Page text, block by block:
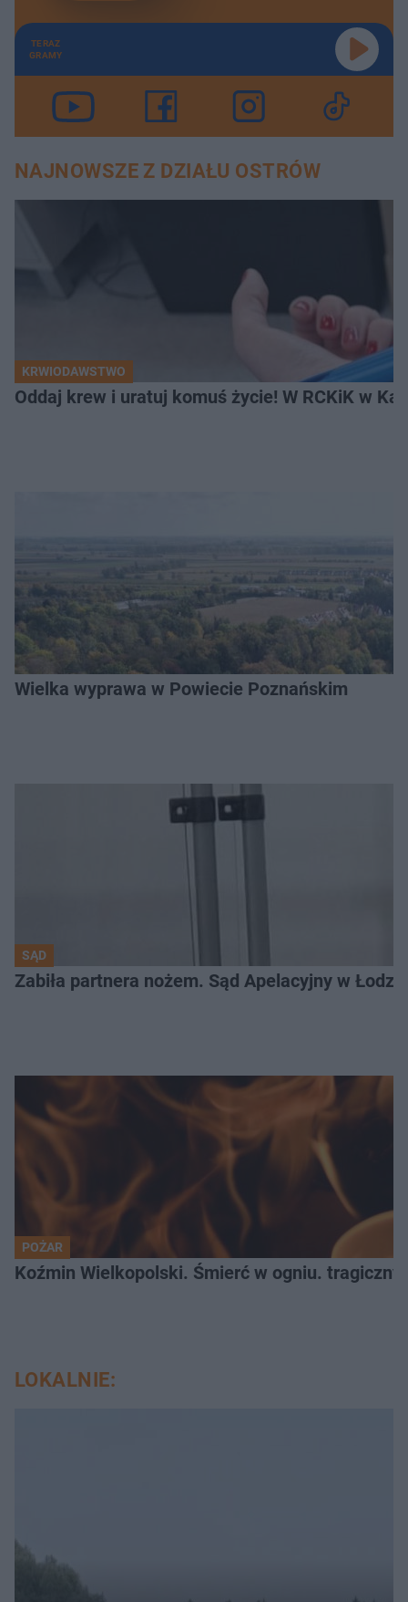
TERAZ
GRAMY
NAJNOWSZE Z DZIAŁU OSTRÓW
KRWIODAWSTWO
Oddaj krew i uratuj komuś życie! W RCKiK w
Wielka wyprawa w Powiecie Poznańskim
SĄD
Zabiła partnera nożem. Sąd Apelacyjny w Łodzi
POŻAR
Koźmin Wielkopolski. Śmierć w ogniu. tragiczny
LOKALNIE: